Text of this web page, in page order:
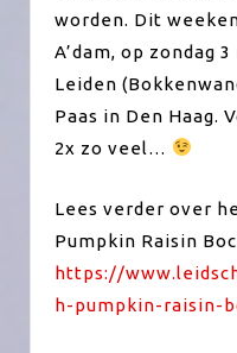
worden. Dit
A’dam, op zondag
Leiden
Paas in Den Haag.
2x zo veel…
Lees verder over
Pumpkin Raisin
https://
h-pumpkin-raisin-